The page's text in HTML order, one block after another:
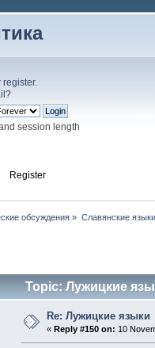
register.
?
session length
Register
обсуждения » Славянские языки
Topic: Лужицкие
Re: Лужицкие языки
«Reply #150 on: 10